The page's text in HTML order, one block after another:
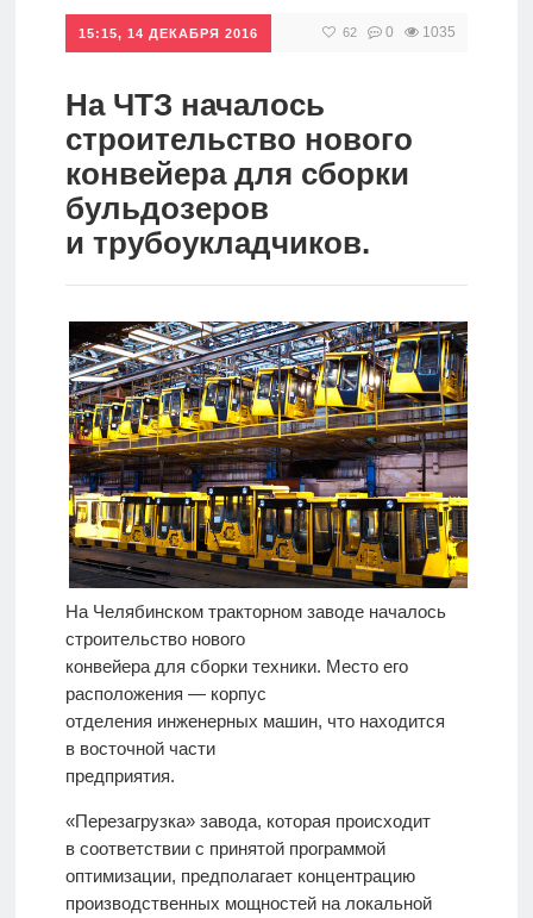
Инвестиции
Дивиденды
Волновой
анализ
Сделано
в России
Рунет
15:15, 14 ДЕКАБРЯ 2016 62 0 1035
На ЧТЗ началось
строительство нового
конвейера для сборки
бульдозеров
и трубоукладчиков.
На Челябинском тракторном заводе началось
строительство нового
конвейера для сборки техники. Место его
расположения — корпус
отделения инженерных машин, что находится
в восточной части
предприятия.
«Перезагрузка» завода, которая происходит
в соответствии с принятой программой
оптимизации, предполагает концентрацию
производственных мощностей на локальной